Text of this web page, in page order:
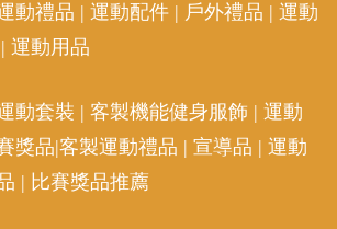
動禮品 | 運動配件 | 戶外禮品 | 運動
| 運動用品
動套裝 | 客製機能健身服飾 | 運動
獎品|客製運動禮品 | 宣導品 | 運動
| 比賽獎品推薦